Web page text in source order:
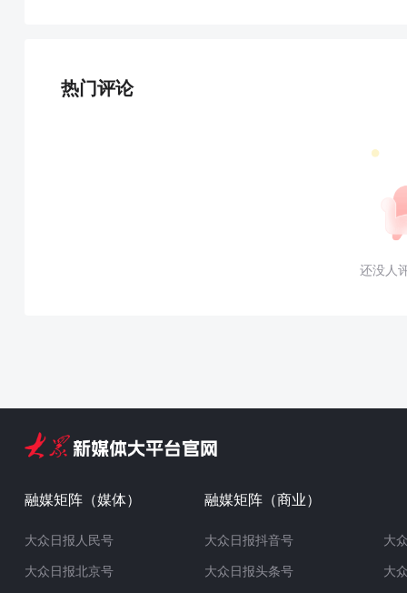
热门评论
还没人
融媒矩阵（媒体）
大众日报人民号
大众日报北京号
融媒矩阵（商业）
大众日报抖音号
大众日报头条号
大
大